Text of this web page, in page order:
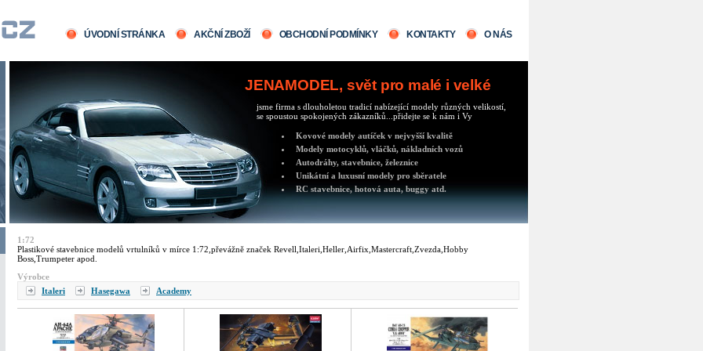
ÚVODNÍ STRÁNKA AKČNÍ ZBOŽÍ OBCHODNÍ PODMÍNKY KONTAKTY O NÁS
JENAMODEL, svět pro malé i velké
jsme firma s dlouholetou tradicí nabízející modely různých velikostí,
se spoustou spokojených zákazníků...přidejte se k nám i Vy
Kovové modely autíček v nejvyšší kvalitě
Modely motocyklů, vláčků, nákladních vozů
Autodráhy, stavebnice, železnice
Unikátní a luxusní modely pro sběratele
RC stavebnice, hotová auta, buggy atd.
1:72
Plastikové stavebnice modelů vrtulníků v mírce 1:72,převážně značek Revell,Italeri,Heller,Airfix,Mastercraft,Zvezda,Hobby
Boss,Trumpeter apod.
Výrobce
Italeri
Hasegawa Academy